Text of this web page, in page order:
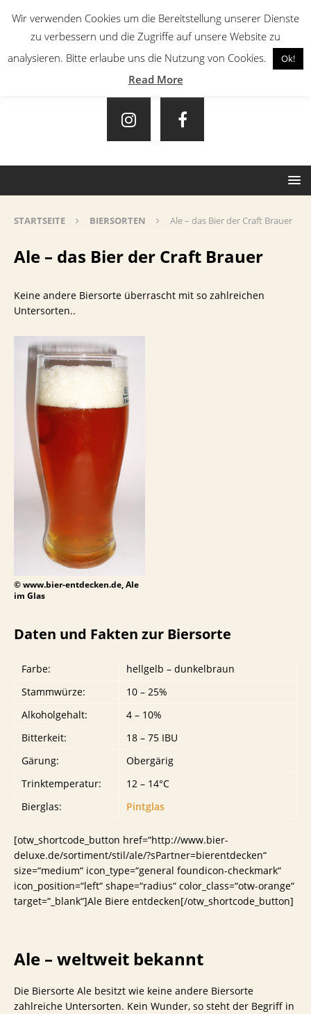
STARTSEITE BIERSORTEN Ale – das Bier der Craft Brauer
Ale – das Bier der Craft Brauer
Keine andere Biersorte überrascht mit so zahlreichen
Untersorten..
© www.bier-entdecken.de, Ale
im Glas
Daten und Fakten zur Biersorte
Farbe:
hellgelb – dunkelbraun
Stammwürze:
10 – 25%
Alkoholgehalt:
4 – 10%
Bitterkeit:
18 – 75 IBU
Gärung:
Obergärig
Trinktemperatur:
12 – 14°C
Bierglas:
Pintglas
[otw_shortcode_button href=“http://www.bier-
deluxe.de/sortiment/stil/ale/?sPartner=bierentdecken“
size=“medium“ icon_type=“general foundicon-checkmark“
icon_position=“left“ shape=“radius“ color_class=“otw-orange“
target=“_blank“]Ale Biere entdecken[/otw_shortcode_button]
Ale – weltweit bekannt
Die Biersorte Ale besitzt wie keine andere Biersorte
zahlreiche Untersorten. Kein Wunder, so steht der Begriff in
Wir verwenden Cookies um die Bereitstellung unserer Dienste
zu verbessern und die Zugriffe auf unsere Website zu
analysieren. Bitte erlaube uns die Nutzung von Cookies.
Ok!
Read More